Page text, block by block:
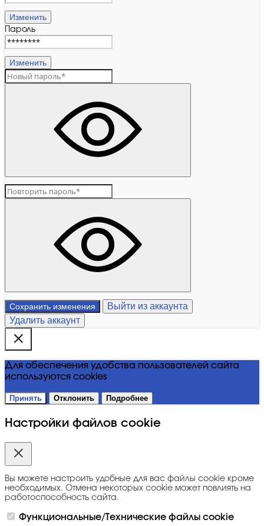
Изменить
Пароль
Изменить
Сохранить изменения
Выйти из аккаунта
Удалить аккаунт
Для обеспечения удобства пользователей сайта
используются cookies
Принять Отклонить Подробнее
Настройки файлов cookie
Вы можете настроить удобные для вас файлы cookie кроме
необходимых. Отмена некоторых cookie может повлиять на
работоспособность сайта.
Функциональные/Технические файлы cookie